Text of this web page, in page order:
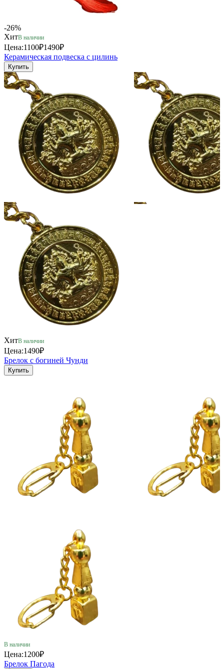
-26%
ХитВ наличии
Цена:1100₽1490₽
Керамическая подвеска с цилинь
Купить
ХитВ наличии
Цена:1490₽
Брелок с богиней Чунди
Купить
В наличии
Цена:1200₽
Брелок Пагода